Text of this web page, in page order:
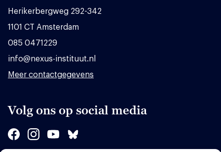
Herikerbergweg 292-342
1101 CT Amsterdam
085 0471229
info@nexus-instituut.nl
Meer contactgegevens
Volg ons op social media